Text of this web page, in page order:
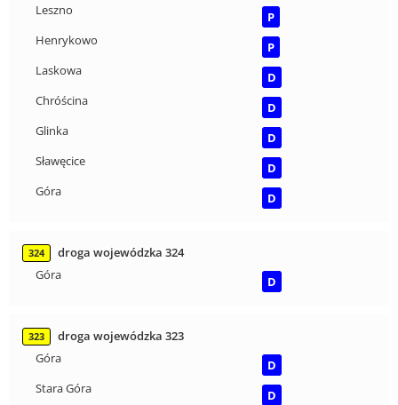
Leszno
P
Henrykowo
P
Laskowa
D
Chróścina
D
Glinka
D
Sławęcice
D
Góra
D
324
droga wojewódzka 324
Góra
D
323
droga wojewódzka 323
Góra
D
Stara Góra
D